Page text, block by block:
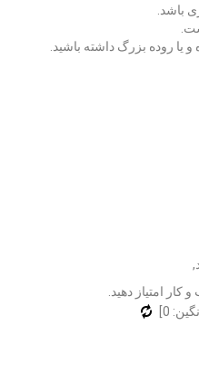
باشد.
روده بزرگ داشته باشید.
امتیاز دهید.
0
]